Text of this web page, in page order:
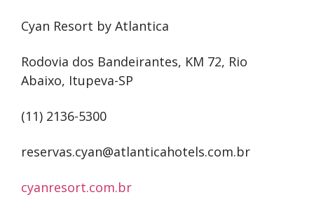
Cyan Resort by Atlantica
Rodovia dos Bandeirantes, KM 72, Rio
Abaixo, Itupeva-SP
(11) 2136-5300
reservas.cyan@atlanticahotels.com.br
cyanresort.com.br